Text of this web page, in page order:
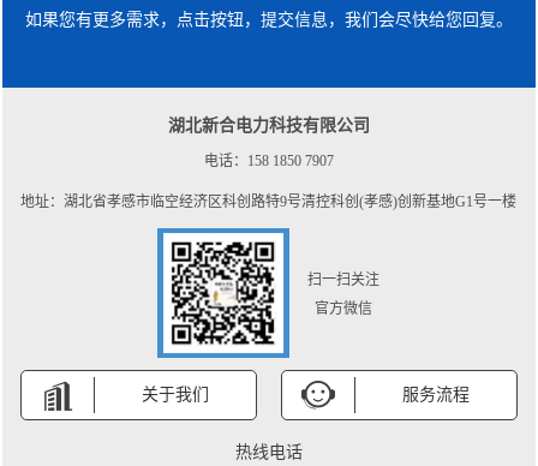
如果您有更多需求，点击按钮，提交信息，我们会尽快给您回复。
湖北新合电力科技有限公司
电话：158 1850 7907
地址：湖北省孝感市临空经济区科创路特9号清控科创(孝感)创新基地G1号一楼
扫一扫关注
官方微信
关于我们 服务流程
热线电话